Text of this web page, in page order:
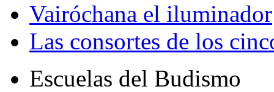
Vairóchana el iluminador
Las consortes de los
Escuelas del Budismo